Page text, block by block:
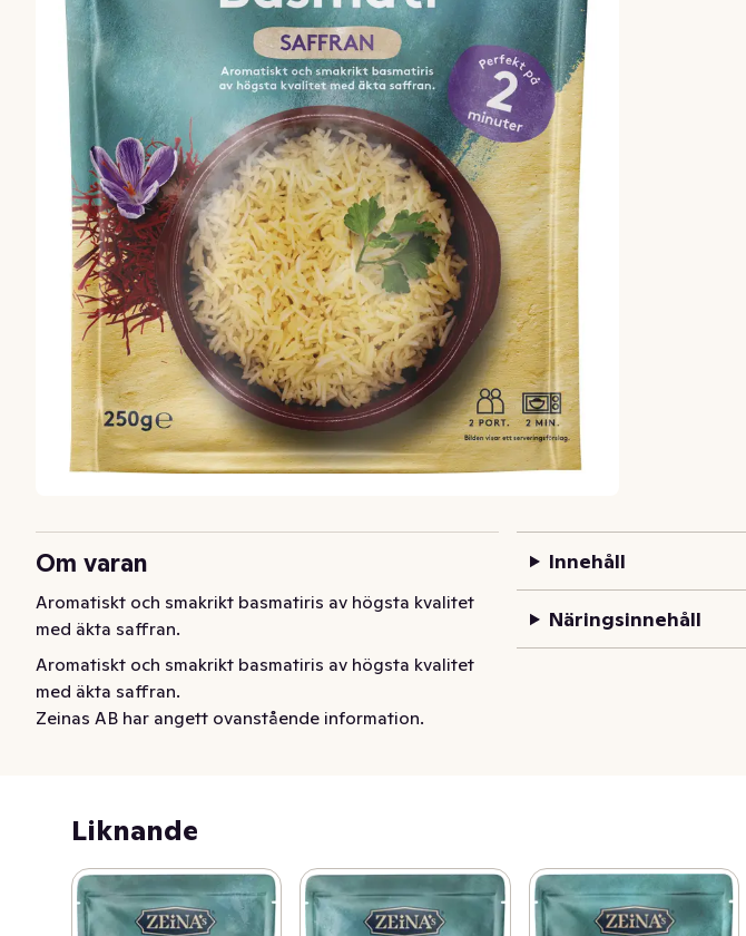
Om varan
Aromatiskt och smakrikt basmatiris av högsta kvalitet
med äkta saffran.
Aromatiskt och smakrikt basmatiris av högsta kvalitet
med äkta saffran.
Zeinas AB har angett ovanstående information.
Innehåll
Näringsinnehåll
Liknande